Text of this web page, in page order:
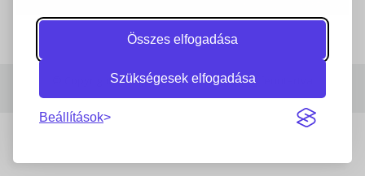
Összes elfogadása
Szükségesek elfogadása
Beállítások
© Copyright 2023 | Stajer.hu | Minden jog fenntartva